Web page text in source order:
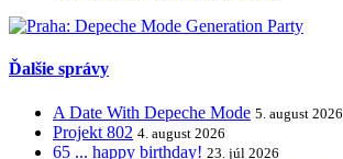
Ďalšie správy
A Date With Depeche Mode 5. august 2026
Projekt 802 4. august 2026
65 ... happy birthday! 23. júl 2026